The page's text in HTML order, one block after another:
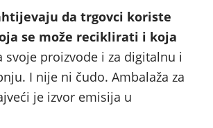
da trgovci koriste
se može reciklirati i koja
svoje proizvode i za digitalnu i
I nije ni čudo. Ambalaža za
je izvor emisija u